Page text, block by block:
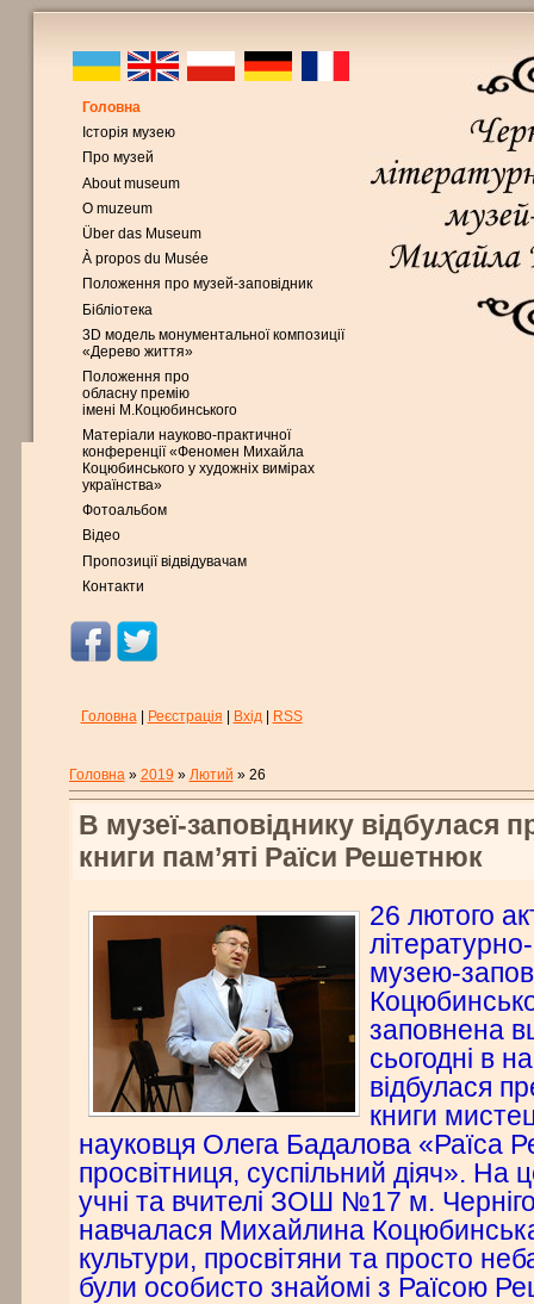
Головна
Історія музею
Про музей
About museum
O muzeum
Über das Museum
À propos du Musée
Положення про музей-заповідник
Бібліотека
3D модель монументальної композиції
«Дерево життя»
Положення про
обласну премію
імені М.Коцюбинського
Матеріали науково-практичної
конференції «Феномен Михайла
Коцюбинського у художніх вимірах
українства»
Фотоальбом
Відео
Пропозиції відвідувачам
Контакти
Головна| Реєстрація Вхід| RSS
Головна» 2019 » Лютий » 26
В музеї-заповіднику відбулася
книги пам’яті Раїси Решетнюк
26 лютого
музею-
заповнена
сьогодні в
відбулася
книги
науковця Олега Бадалова «Раїса
просвітниця, суспільний діяч». На
учні та вчителі ЗОШ №17 м.
навчалася Михайлина
культури, просвітяни та просто
були особисто знайомі з Раїсою